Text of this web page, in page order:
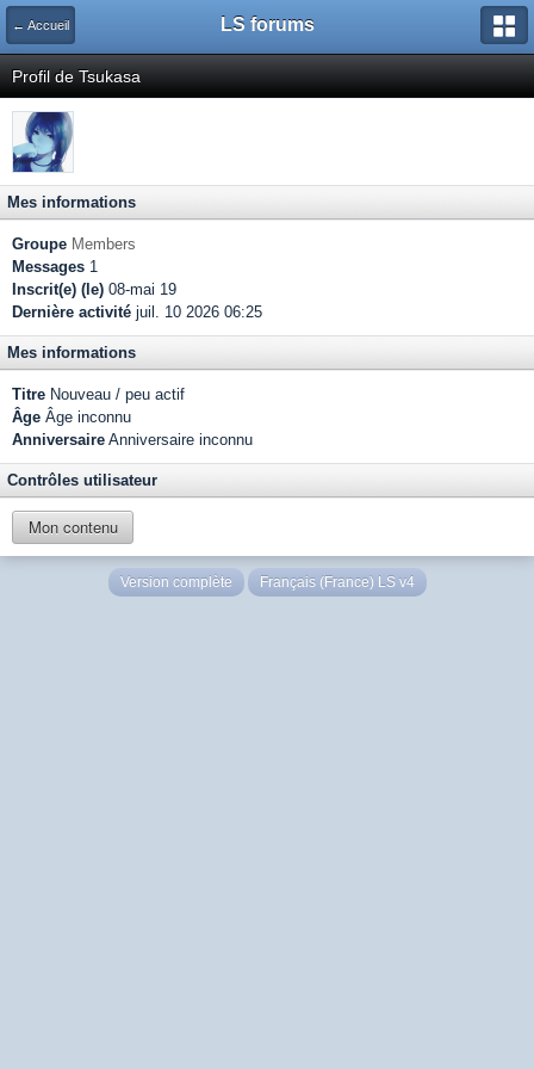
← Accueil LS forums
Profil de Tsukasa
Mes informations
Groupe Members
Messages 1
Inscrit(e) (le) 08-mai 19
Dernière activité juil. 10 2026 06:25
Mes informations
Titre Nouveau / peu actif
Âge Âge inconnu
Anniversaire Anniversaire inconnu
Contrôles utilisateur
Mon contenu
Version complète Français (France) LS v4